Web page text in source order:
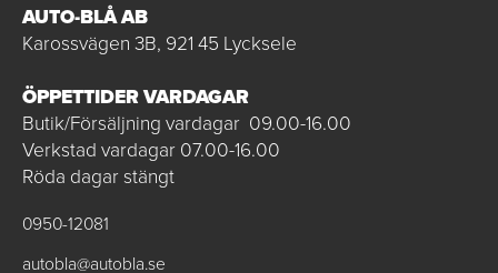
AUTO-BLÅ AB
Karossvägen 3B, 921 45 Lycksele
ÖPPETTIDER VARDAGAR
Butik/Försäljning vardagar 09.00-16.00
Verkstad vardagar 07.00-16.00
Röda dagar stängt
0950-12081
autobla@autobla.se